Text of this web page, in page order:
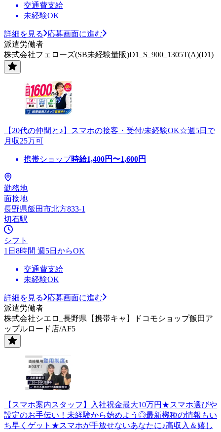
交通費支給
未経験OK
詳細を見る
応募画面に進む
派遣労働者
株式会社フェローズ(SB未経験量販)D1_S_900_1305T(A)(D1)
【20代の仲間と♪】スマホの接客・受付/未経験OK☆週5日で
月収25万可
携帯ショップ時給1,400円〜1,600円
勤務地
面接地
長野県飯田市北方833-1
切石駅
シフト
1日8時間 週5日からOK
交通費支給
未経験OK
詳細を見る
応募画面に進む
派遣労働者
株式会社シエロ_長野県【携帯キャ】ドコモショップ飯田ア
ップルロード店/AF5
【スマホ案内スタッフ】入社祝金最大10万円★スマホ選びや
設定のお手伝い！未経験から始めよう◎最新機種の情報もい
ち早くゲット★スマホが手放せないあなたに♪高収入＆嬉し